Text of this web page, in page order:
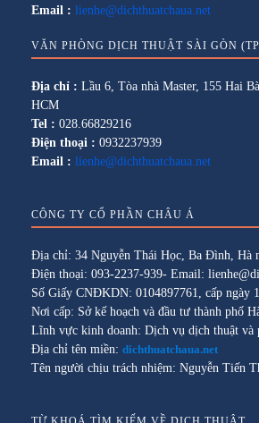
Email : lienhe@dichthuatchaua.net
VĂN PHÒNG DỊCH THUẬT SÀI GÒN
Địa chỉ : Lầu 6, Tòa nhà Master, 155 Hai
HCM
Tel : 028.66829216
Điện thoại : 0932237939
Email : lienhe@dichthuatchaua.net
CÔNG TY CỔ PHẦN CHÂU Á
Địa chỉ: 34 Nguyễn Thái Học, Ba Đình, Hà
Điện thoại: 093-2237-939- Email:
Số Giấy CNĐKDN: 0104897761, cấp ngày
Nơi cấp: Sở kế hoạch và đầu tư thành phố
Lĩnh vực kinh doanh: Dịch vụ dịch thuật và
Địa chỉ tên miền: dichthuatchaua.net
Tên người chịu trách nhiệm: Nguyễn Tiến